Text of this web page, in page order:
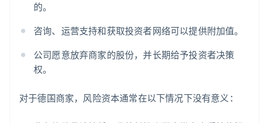
的。
咨询、运营支持和获取投资者网络可以提供附加值。
公司愿意放弃商家的股份，并长期给予投资者决策
权。
对于德国商家，风险资本通常在以下情况下没有意义：